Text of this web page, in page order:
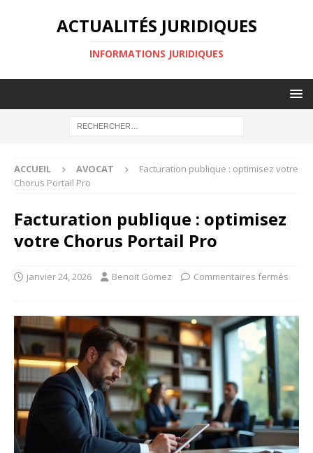
ACTUALITÉS JURIDIQUES
INFORMATIONS JURIDIQUES
ACCUEIL AVOCAT
Facturation publique : optimisez votre
Chorus Portail Pro
Facturation publique : optimisez
votre Chorus Portail Pro
janvier 24, 2026 Benoit Gomez Commentaires fermés